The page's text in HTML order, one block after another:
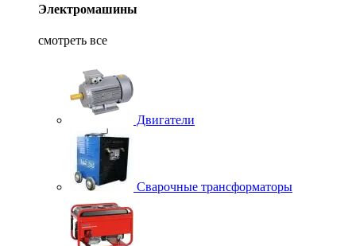
Электромашины
смотреть все
Двигатели
Сварочные трансформаторы